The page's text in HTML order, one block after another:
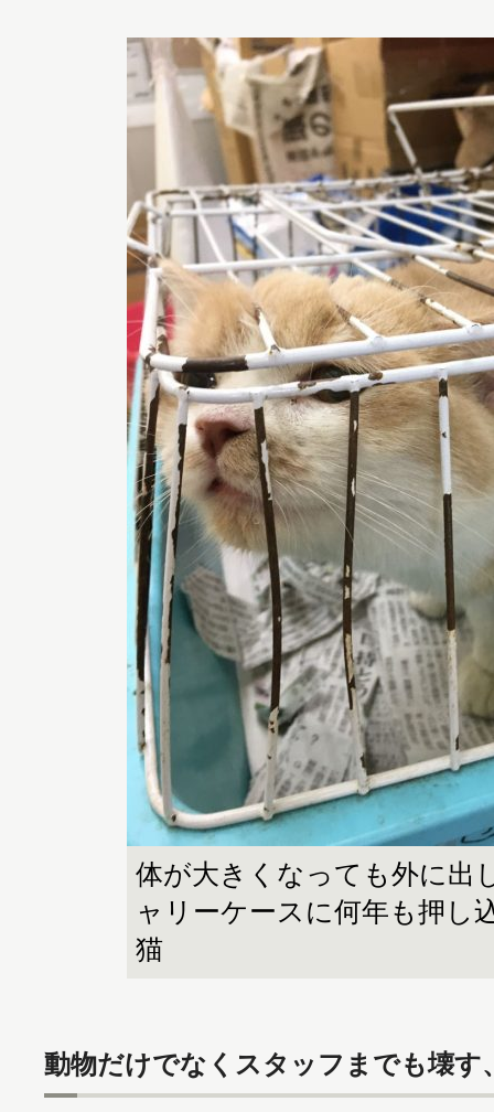
体が大きくなっても外に出
ャリーケースに何年も押し
猫
動物だけでなくスタッフまでも壊す